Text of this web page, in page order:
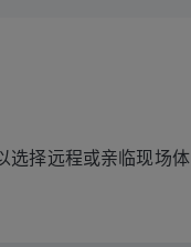
选择远程或亲临现场体